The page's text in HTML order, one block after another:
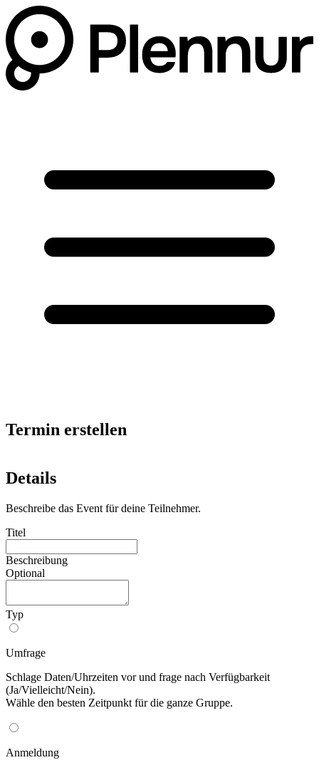
Termin erstellen
Details
Beschreibe das Event für deine Teilnehmer.
Titel
Beschreibung
Optional
Typ
Umfrage
Schlage Daten/Uhrzeiten vor und frage nach Verfügbarkeit
(Ja/Vielleicht/Nein).
Wähle den besten Zeitpunkt für die ganze Gruppe.
Anmeldung